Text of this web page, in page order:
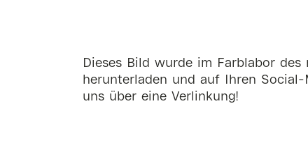
Dieses Bild wurde im Farblabor
herunterladen und auf Ihren
uns über eine Verlinkung!